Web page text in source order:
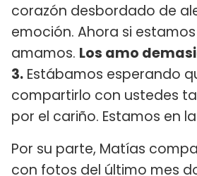
corazón desbordado de
emoción. Ahora si
amamos. Los amo
3. Estábamos esperando
compartirlo con ustedes
por el cariño. Estamos en
Por su parte, Matías
con fotos del último mes